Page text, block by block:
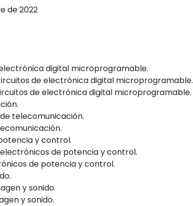
de 2022
digital microprogramable.
de electrónica digital microprogramable.
de electrónica digital microprogramable.
telecomunicación.
y control.
de potencia y control.
de potencia y control.
y sonido.
y sonido.